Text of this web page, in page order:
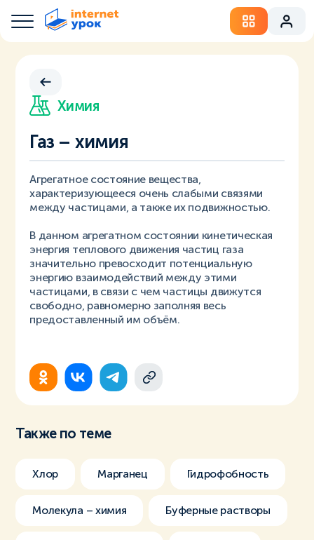
Химия
Газ – химия
Агрегатное состояние вещества,
характеризующееся очень слабыми связями
между частицами, а также их подвижностью.
В данном агрегатном состоянии кинетическая
энергия теплового движения частиц газа
значительно превосходит потенциальную
энергию взаимодействий между этими
частицами, в связи с чем частицы движутся
свободно, равномерно заполняя весь
предоставленный им объём.
Также по теме
Хлор Марганец Гидрофобность
Молекула – химия Буферные растворы